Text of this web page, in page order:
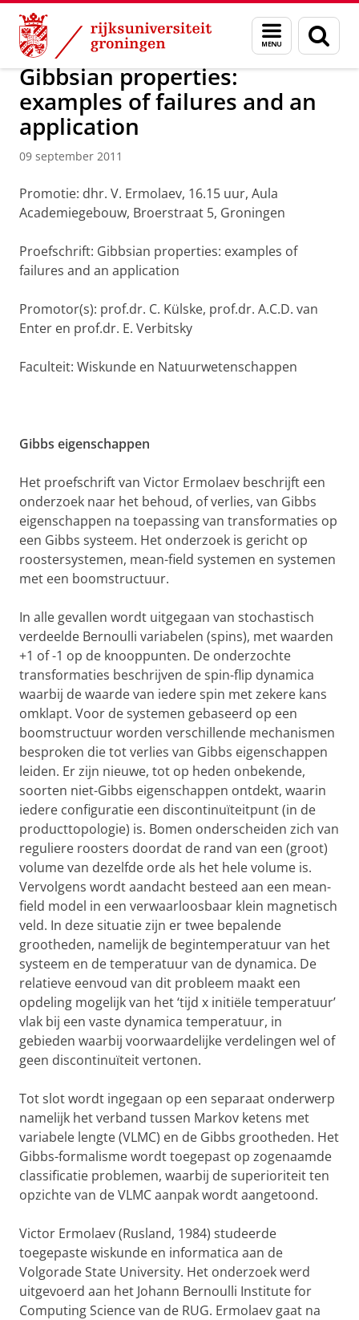
Skip
Content
Skip
Navigation
Menu
en
zoeken
Over ons Actueel Nieuws Nieuwsberichten
Gibbsian properties:
examples of failures and an
application
09 september 2011
Promotie: dhr. V. Ermolaev, 16.15 uur, Aula
Academiegebouw, Broerstraat 5, Groningen
Proefschrift: Gibbsian properties: examples of
failures and an application
Promotor(s): prof.dr. C. Külske, prof.dr. A.C.D. van
Enter en prof.dr. E. Verbitsky
Faculteit: Wiskunde en Natuurwetenschappen
Gibbs eigenschappen
Het proefschrift van Victor Ermolaev beschrijft een
onderzoek naar het behoud, of verlies, van Gibbs
eigenschappen na toepassing van transformaties op
een Gibbs systeem. Het onderzoek is gericht op
roostersystemen, mean-field systemen en systemen
met een boomstructuur.
In alle gevallen wordt uitgegaan van stochastisch
verdeelde Bernoulli variabelen (spins), met waarden
+1 of -1 op de knooppunten. De onderzochte
transformaties beschrijven de spin-flip dynamica
waarbij de waarde van iedere spin met zekere kans
omklapt. Voor de systemen gebaseerd op een
boomstructuur worden verschillende mechanismen
besproken die tot verlies van Gibbs eigenschappen
leiden. Er zijn nieuwe, tot op heden onbekende,
soorten niet-Gibbs eigenschappen ontdekt, waarin
iedere configuratie een discontinuïteitpunt (in de
producttopologie) is. Bomen onderscheiden zich van
reguliere roosters doordat de rand van een (groot)
volume van dezelfde orde als het hele volume is.
Vervolgens wordt aandacht besteed aan een mean-
field model in een verwaarloosbaar klein magnetisch
veld. In deze situatie zijn er twee bepalende
grootheden, namelijk de begintemperatuur van het
systeem en de temperatuur van de dynamica. De
relatieve eenvoud van dit probleem maakt een
opdeling mogelijk van het ‘tijd x initiële temperatuur’
vlak bij een vaste dynamica temperatuur, in
gebieden waarbij voorwaardelijke verdelingen wel of
geen discontinuïteit vertonen.
Tot slot wordt ingegaan op een separaat onderwerp
namelijk het verband tussen Markov ketens met
variabele lengte (VLMC) en de Gibbs grootheden. Het
Gibbs-formalisme wordt toegepast op zogenaamde
classificatie problemen, waarbij de superioriteit ten
opzichte van de VLMC aanpak wordt aangetoond.
Victor Ermolaev (Rusland, 1984) studeerde
toegepaste wiskunde en informatica aan de
Volgorade State University. Het onderzoek werd
uitgevoerd aan het Johann Bernoulli Institute for
Computing Science van de RUG. Ermolaev gaat na